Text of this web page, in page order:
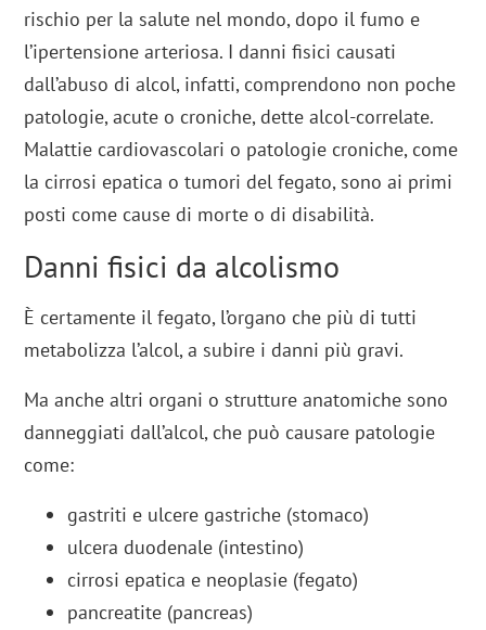
rischio per la salute nel mondo, dopo il fumo e
l’ipertensione arteriosa. I danni fisici causati
dall’abuso di alcol, infatti, comprendono non poche
patologie, acute o croniche, dette alcol-correlate.
Malattie cardiovascolari o patologie croniche, come
la cirrosi epatica o tumori del fegato, sono ai primi
posti come cause di morte o di disabilità.
Danni fisici da alcolismo
È certamente il fegato, l’organo che più di tutti
metabolizza l’alcol, a subire i danni più gravi.
Ma anche altri organi o strutture anatomiche sono
danneggiati dall’alcol, che può causare patologie
come:
gastriti e ulcere gastriche (stomaco)
ulcera duodenale (intestino)
cirrosi epatica e neoplasie (fegato)
pancreatite (pancreas)